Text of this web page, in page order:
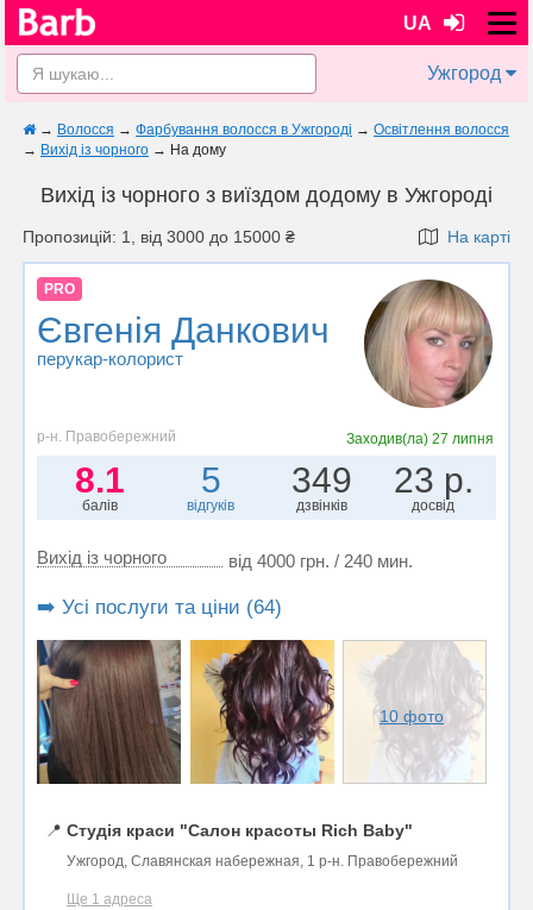
UA
Ужгород
→ Волосся → Фарбування волосся в Ужгороді → Освітлення волосся
→ Вихід із чорного → На дому
Вихід із чорного з виїздом додому в Ужгороді
Пропозицій: 1, від 3000 до 15000 ₴ На карті
PRO
Євгенія Данкович
перукар-колорист
р-н. Правобережний Заходив(ла) 27 липня
8.1
балів
5
відгуків
349
дзвінків
23 р.
досвід
Вихід із чорного від 4000 грн. / 240 мин.
➡️ Усі послуги та ціни (64)
10 фото
📍 Студія краси "Салон красоты Rich Baby"
Ужгород, Славянская набережная, 1 р-н. Правобережний
Ще 1 адреса